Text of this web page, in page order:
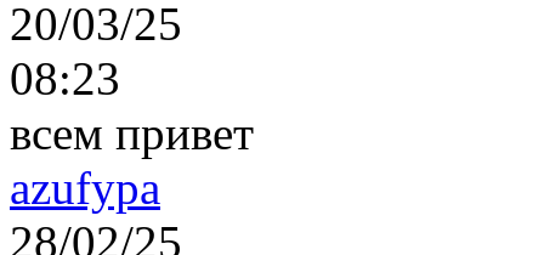
20/03/25
08:23
всем привет
azufypa
28/02/25